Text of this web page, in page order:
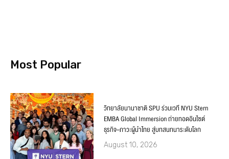
Most Popular
วิทยาลัยนานาชาติ SPU ร่วมเวที NYU Stern
EMBA Global Immersion ถ่ายทอดอินไซต์
ธุรกิจ–ภาวะผู้นำไทย สู่บทสนทนาระดับโลก
August 10, 2026